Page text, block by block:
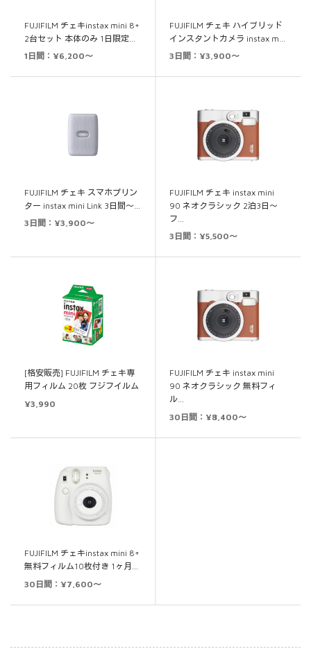
FUJIFILM チェキinstax mini 8+
2台セット 本体のみ 1日限定…
1日間：¥6,200～
FUJIFILM チェキ ハイブリッド
インスタントカメラ instax m…
3日間：¥3,900～
FUJIFILM チェキ スマホプリン
ター instax mini Link 3日間～…
3日間：¥3,900～
FUJIFILM チェキ instax mini
90 ネオクラシック 2泊3日～
フ…
3日間：¥5,500～
[格安販売] FUJIFILM チェキ専
用フィルム 20枚 フジフイルム
¥3,990
FUJIFILM チェキ instax mini
90 ネオクラシック 無料フィ
ル…
30日間：¥8,400～
FUJIFILM チェキinstax mini 8+
無料フィルム10枚付き 1ヶ月…
30日間：¥7,600～